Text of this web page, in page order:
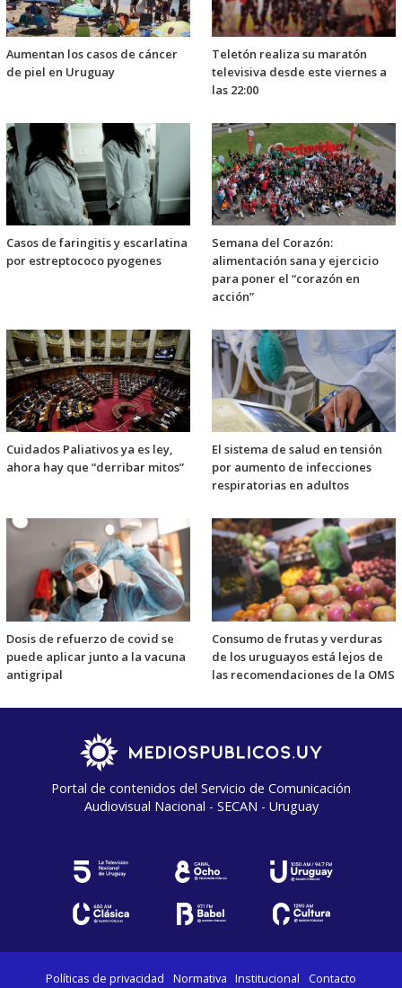
Aumentan los casos de cáncer
de piel en Uruguay
Teletón realiza su maratón
televisiva desde este viernes a
las 22:00
Casos de faringitis y escarlatina
por estreptococo pyogenes
Semana del Corazón:
alimentación sana y ejercicio
para poner el “corazón en
acción”
Cuidados Paliativos ya es ley,
ahora hay que “derribar mitos”
El sistema de salud en tensión
por aumento de infecciones
respiratorias en adultos
Dosis de refuerzo de covid se
puede aplicar junto a la vacuna
antigripal
Consumo de frutas y verduras
de los uruguayos está lejos de
las recomendaciones de la OMS
Portal de contenidos del Servicio de Comunicación
Audiovisual Nacional - SECAN - Uruguay
Políticas de privacidad Normativa Institucional Contacto